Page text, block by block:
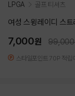
LPGA 골프 티셔츠
여성 스윙레이디 스
7,000원 99,000
스타일포인트 70P 적립